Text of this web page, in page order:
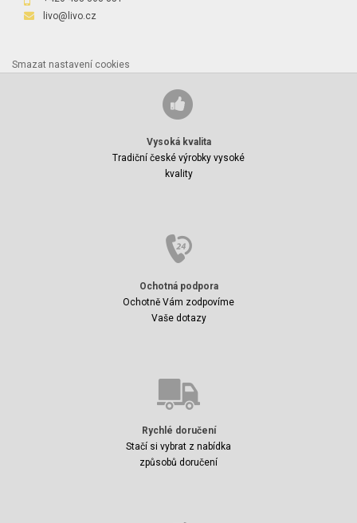
livo@livo.cz
Smazat nastavení cookies
Vysoká kvalita
Tradiční české výrobky vysoké
kvality
Ochotná podpora
Ochotně Vám zodpovíme
Vaše dotazy
Rychlé doručení
Stačí si vybrat z nabídka
způsobů doručení